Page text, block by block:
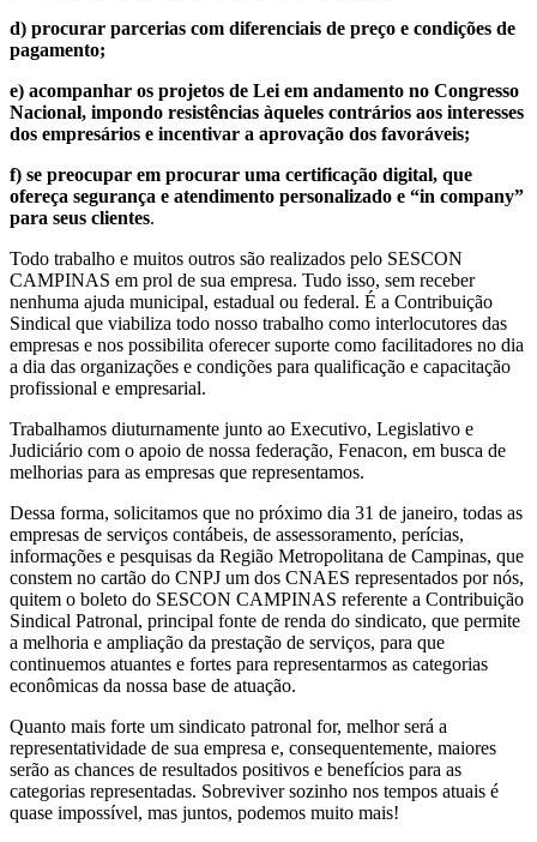
d) procurar parcerias com diferenciais de preço e condições de
pagamento;
e) acompanhar os projetos de Lei em andamento no Congresso
Nacional, impondo resistências àqueles contrários aos interesses
dos empresários e incentivar a aprovação dos favoráveis;
f) se preocupar em procurar uma certificação digital, que
ofereça segurança e atendimento personalizado e “in company”
para seus clientes.
Todo trabalho e muitos outros são realizados pelo SESCON
CAMPINAS em prol de sua empresa. Tudo isso, sem receber
nenhuma ajuda municipal, estadual ou federal. É a Contribuição
Sindical que viabiliza todo nosso trabalho como interlocutores das
empresas e nos possibilita oferecer suporte como facilitadores no dia
a dia das organizações e condições para qualificação e capacitação
profissional e empresarial.
Trabalhamos diuturnamente junto ao Executivo, Legislativo e
Judiciário com o apoio de nossa federação, Fenacon, em busca de
melhorias para as empresas que representamos.
Dessa forma, solicitamos que no próximo dia 31 de janeiro, todas as
empresas de serviços contábeis, de assessoramento, perícias,
informações e pesquisas da Região Metropolitana de Campinas, que
constem no cartão do CNPJ um dos CNAES representados por nós,
quitem o boleto do SESCON CAMPINAS referente a Contribuição
Sindical Patronal, principal fonte de renda do sindicato, que permite
a melhoria e ampliação da prestação de serviços, para que
continuemos atuantes e fortes para representarmos as categorias
econômicas da nossa base de atuação.
Quanto mais forte um sindicato patronal for, melhor será a
representatividade de sua empresa e, consequentemente, maiores
serão as chances de resultados positivos e benefícios para as
categorias representadas. Sobreviver sozinho nos tempos atuais é
quase impossível, mas juntos, podemos muito mais!